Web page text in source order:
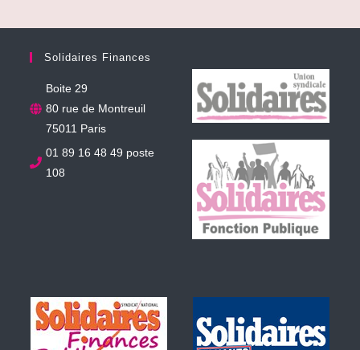
Solidaires Finances
Boite 29
80 rue de Montreuil
75011 Paris
01 89 16 48 49 poste
108